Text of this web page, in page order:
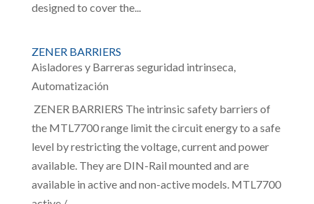
designed to cover the...
ZENER BARRIERS
Aisladores y Barreras seguridad intrinseca,
Automatización
ZENER BARRIERS The intrinsic safety barriers of
the MTL7700 range limit the circuit energy to a safe
level by restricting the voltage, current and power
available. They are DIN-Rail mounted and are
available in active and non-active models. MTL7700